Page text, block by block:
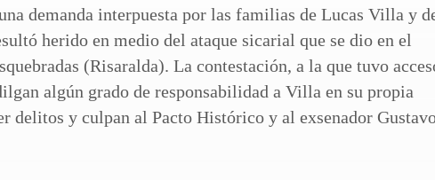
demanda interpuesta por las familias de Lucas Villa y
herido en medio del ataque sicarial que se dio en el
(Risaralda). La contestación, a la que tuvo
algún grado de responsabilidad a Villa en su propia
delitos y culpan al Pacto Histórico y al exsenador